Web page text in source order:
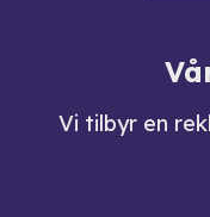
Vi tilbyr en